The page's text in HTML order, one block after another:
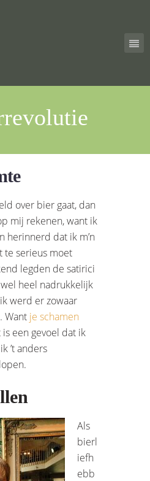
over bier gaat, dan
mij rekenen, want ik
herinnerd dat ik m’n
te serieus moet
legden de satirici
heel nadrukkelijk
werd er zowaar
Want je schamen
is een gevoel dat ik
’t anders
Als
bierl
iefh
ebb